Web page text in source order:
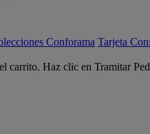
Conforama Tarjeta
carrito. Haz clic en Tramitar